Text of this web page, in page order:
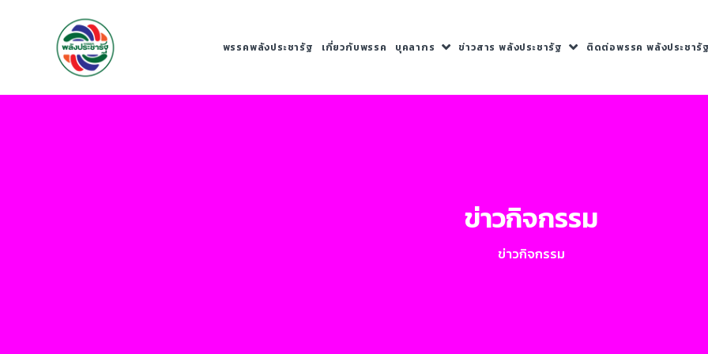
พรรคพลังประชารัฐ เกี่ยวกับพรรค บุคลากร ข่าวสาร พลังประชารัฐ ติดต่อพรรค พลังประชารัฐ
ข่าวกิจกรรม
ข่าวกิจกรรม